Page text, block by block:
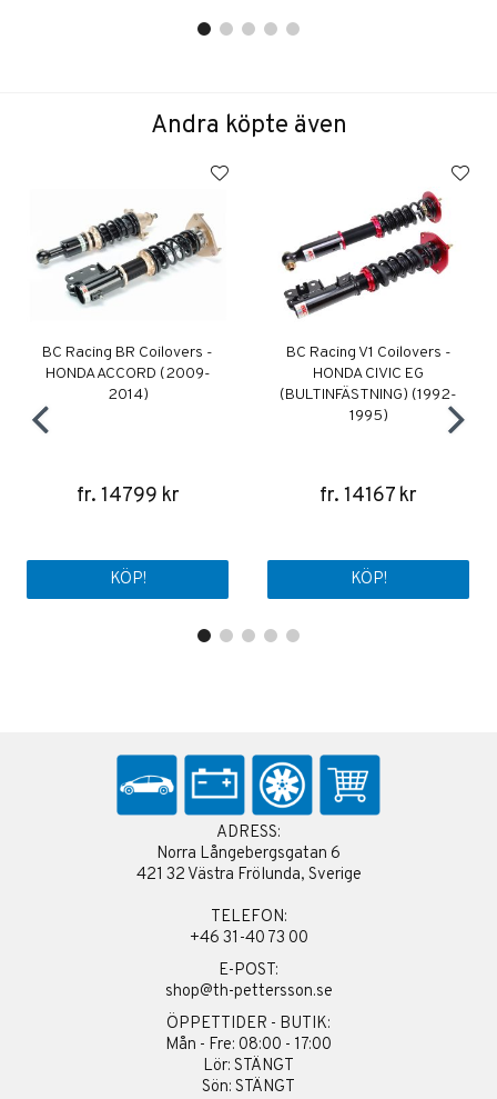
Andra köpte även
BC Racing BR Coilovers -
HONDA ACCORD (2009-
2014)
fr. 14799 kr
KÖP!
BC Racing V1 Coilovers -
HONDA CIVIC EG
(BULTINFÄSTNING) (1992-
1995)
fr. 14167 kr
KÖP!
ADRESS:
Norra Långebergsgatan 6
421 32 Västra Frölunda, Sverige
TELEFON:
+46 31-40 73 00
E-POST:
shop@th-pettersson.se
ÖPPETTIDER - BUTIK:
Mån - Fre: 08:00 - 17:00
Lör: STÄNGT
Sön: STÄNGT